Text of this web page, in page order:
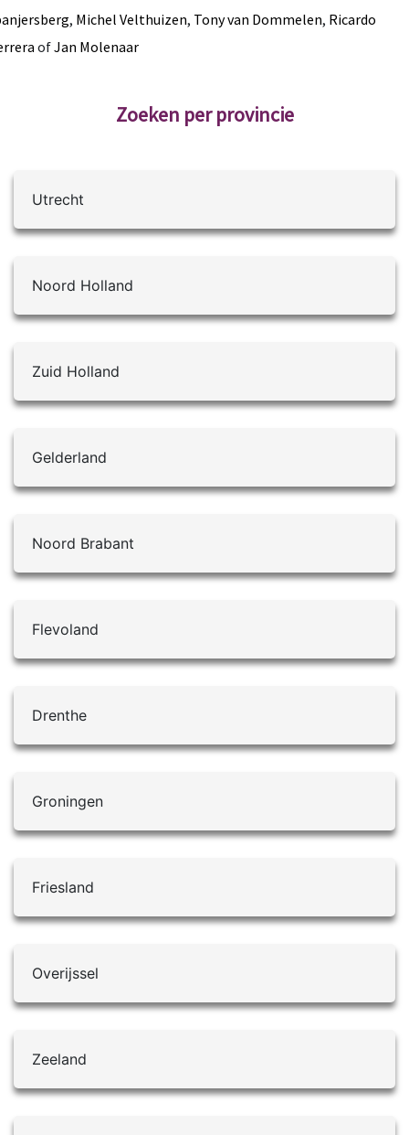
, Michel Velthuizen, Tony van Dommelen, Ricardo
ofJan Molenaar
Zoeken per provincie
Utrecht
Noord Holland
Zuid Holland
Gelderland
Noord Brabant
Flevoland
Drenthe
Groningen
Friesland
Overijssel
Zeeland